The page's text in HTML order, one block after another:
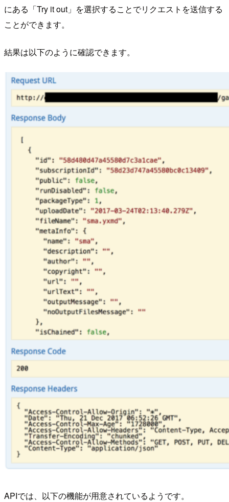
にある「Try it out」を選択することでリクエストを送信する
ことができます。
結果は以下のように確認できます。
APIでは、以下の機能が用意されているようです。